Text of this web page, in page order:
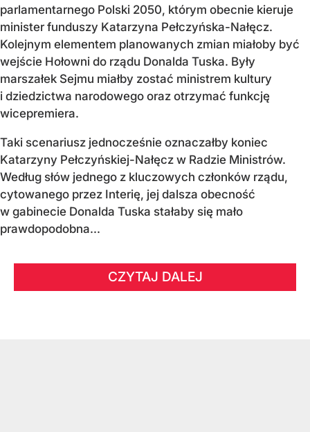
parlamentarnego Polski 2050, którym obecnie kieruje
minister funduszy Katarzyna Pełczyńska-Nałęcz.
Kolejnym elementem planowanych zmian miałoby być
wejście Hołowni do rządu Donalda Tuska. Były
marszałek Sejmu miałby zostać ministrem kultury
i dziedzictwa narodowego oraz otrzymać funkcję
wicepremiera.
Taki scenariusz jednocześnie oznaczałby koniec
Katarzyny Pełczyńskiej-Nałęcz w Radzie Ministrów.
Według słów jednego z kluczowych członków rządu,
cytowanego przez Interię, jej dalsza obecność
w gabinecie Donalda Tuska stałaby się mało
prawdopodobna...
CZYTAJ DALEJ